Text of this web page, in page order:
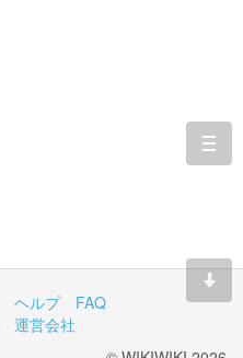
ヘルプ
FAQ
運営会社